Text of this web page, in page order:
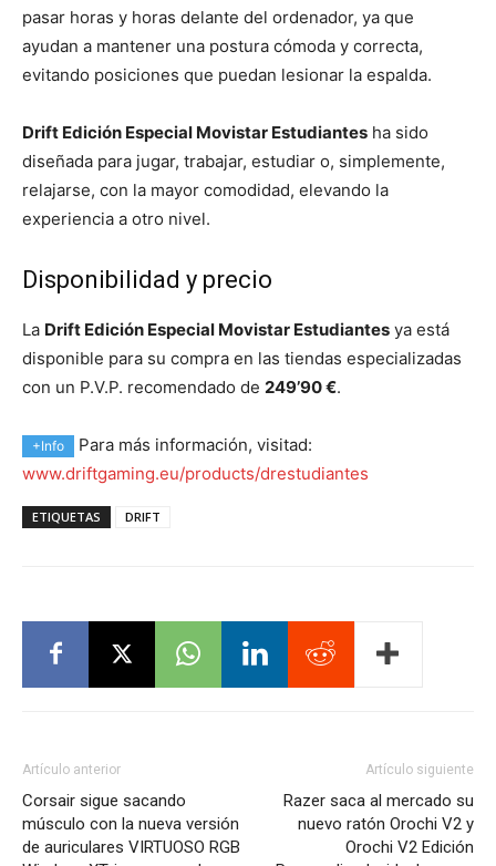
pasar horas y horas delante del ordenador, ya que
ayudan a mantener una postura cómoda y correcta,
evitando posiciones que puedan lesionar la espalda.
Drift Edición Especial Movistar Estudiantes ha sido
diseñada para jugar, trabajar, estudiar o, simplemente,
relajarse, con la mayor comodidad, elevando la
experiencia a otro nivel.
Disponibilidad y precio
La Drift Edición Especial Movistar Estudiantes ya está
disponible para su compra en las tiendas especializadas
con un P.V.P. recomendado de 249’90 €.
+Info
Para más información, visitad:
www.driftgaming.eu/products/drestudiantes
ETIQUETAS DRIFT
Artículo anterior
Corsair sigue sacando
músculo con la nueva versión
de auriculares VIRTUOSO RGB
Artículo siguiente
Razer saca al mercado su
nuevo ratón Orochi V2 y
Orochi V2 Edición